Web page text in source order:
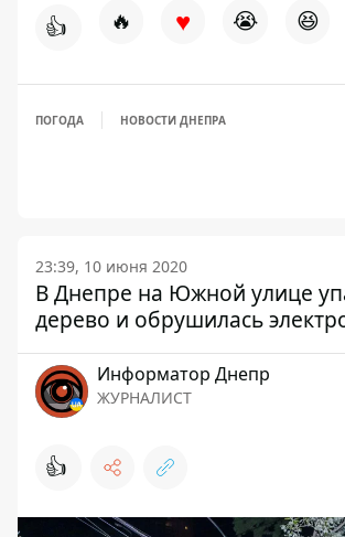
👍 🔥 ♥ 😭 😆
ПОГОДА НОВОСТИ ДНЕПРА
23:39, 10 июня 2020
В Днепре на Южной улице
дерево и обрушилась
Информатор Днепр
ЖУРНАЛИСТ
👍